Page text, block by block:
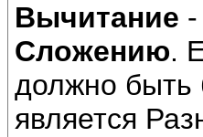
Вычитание
Сложению.
должно быть
является